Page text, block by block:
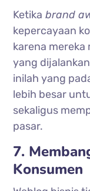
Ketika brand
kepercayaan
karena mereka
yang
inilah yang
lebih besar
sekaligus
pasar.
7.
Konsumen